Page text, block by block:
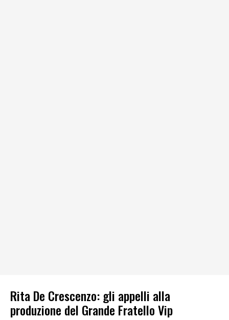
Rita De Crescenzo: gli appelli alla
produzione del Grande Fratello Vip